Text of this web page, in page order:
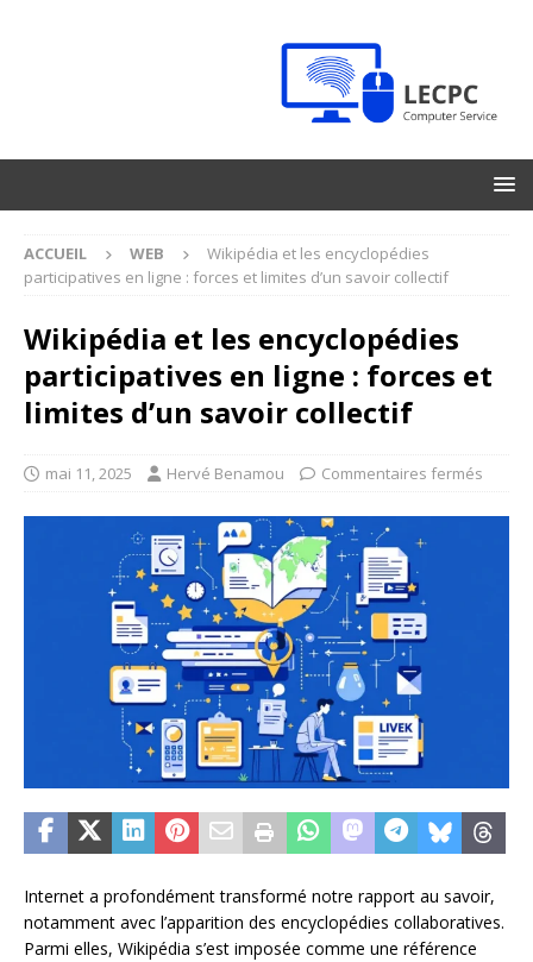
ACCUEIL WEB
Wikipédia et les encyclopédies
participatives en ligne : forces et limites d’un savoir collectif
Wikipédia et les encyclopédies
participatives en ligne : forces et
limites d’un savoir collectif
mai 11, 2025 Hervé Benamou Commentaires fermés
Internet a profondément transformé notre rapport au savoir,
notamment avec l’apparition des encyclopédies collaboratives.
Parmi elles, Wikipédia s’est imposée comme une référence